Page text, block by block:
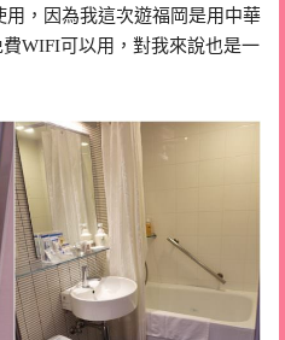
，因為我這次遊福岡是用中華
WIFI可以用，對我來說也是一